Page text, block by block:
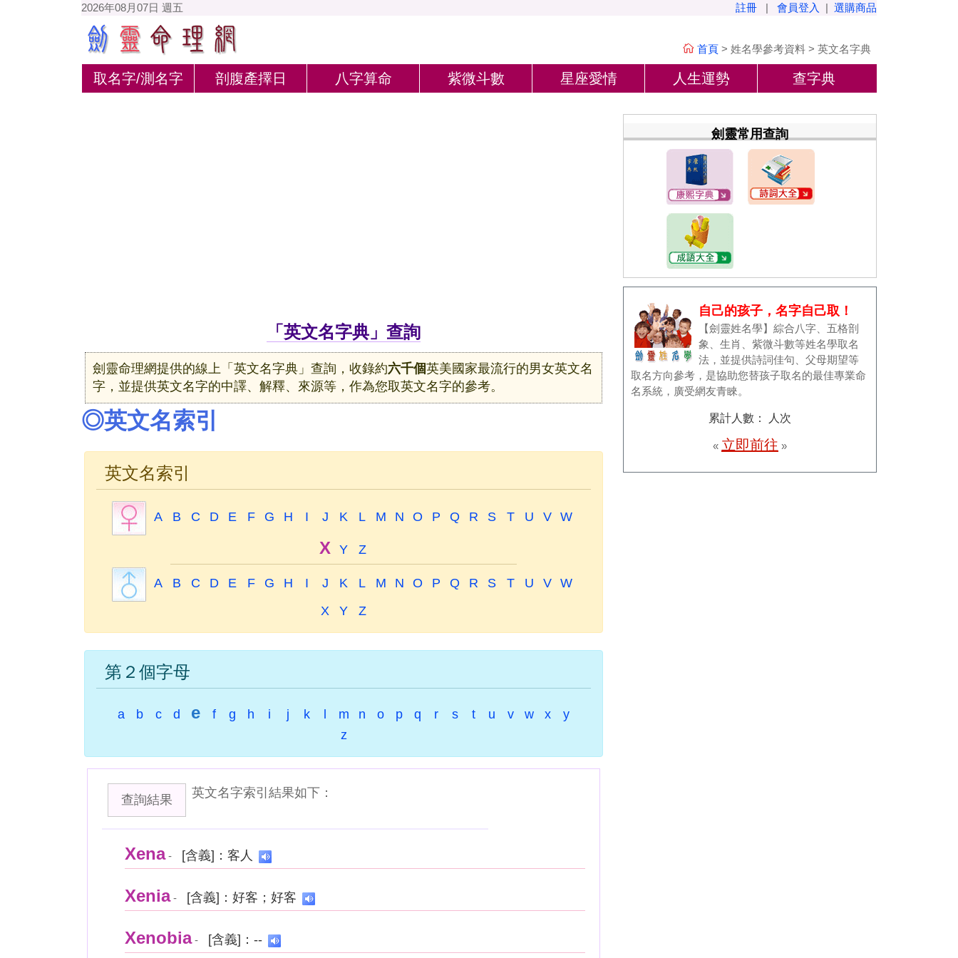
2026年08月07日 週五 註冊 | 會員登入 | 選購商品
首頁 > 姓名學參考資料 > 英文名字典
取名字/測名字 剖腹產擇日 八字算命 紫微斗數 星座愛情 人生運勢 查字典
「英文名字典」查詢
劍靈命理網提供的線上「英文名字典」查詢，收錄約六千個英美國家最流行的男女英文名
字，並提供英文名字的中譯、解釋、來源等，作為您取英文名字的參考。
◎英文名索引
英文名索引
A B C D E F G H I J K L M N O P Q R S T U V W
X Y Z
A B C D E F G H I J K L M N O P Q R S T U V W
X
Y Z
第２個字母
a b c d e f g h i j k m n o p q r s t u v w x
y
z
查詢結果 英文名字索引結果如下：
Xena- [含義]：客人
Xenia- [含義]：好客；好客
Xenobia- [含義]：--
劍靈常用查詢
自己的孩子，名字自己取！
【劍靈姓名學】綜合八字、五格剖
象、生肖、紫微斗數等姓名學取名
法，並提供詩詞佳句、父母期望等
取名方向參考，是協助您替孩子取名的最佳專業命
名系統，廣受網友青睞。
累計人數： 人次
« 立即前往 »